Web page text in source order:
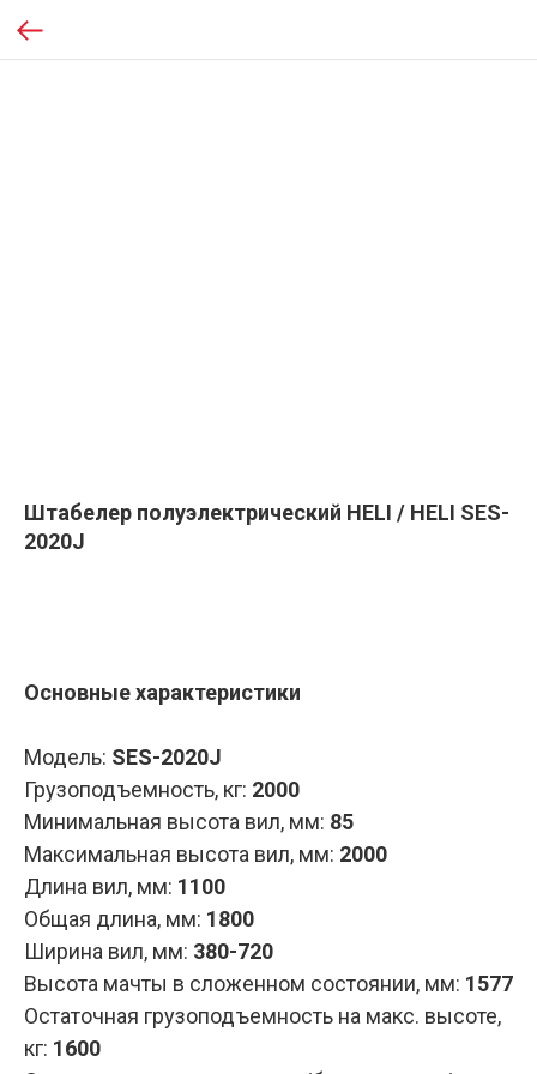
Штабелер полуэлектрический HELI / HELI SES-
2020J
Основные характеристики
Модель: SES-2020J
Грузоподъемность, кг: 2000
Минимальная высота вил, мм: 85
Максимальная высота вил, мм: 2000
Длина вил, мм: 1100
Общая длина, мм: 1800
Ширина вил, мм: 380-720
Высота мачты в сложенном состоянии, мм: 1577
Остаточная грузоподъемность на макс. высоте,
кг: 1600